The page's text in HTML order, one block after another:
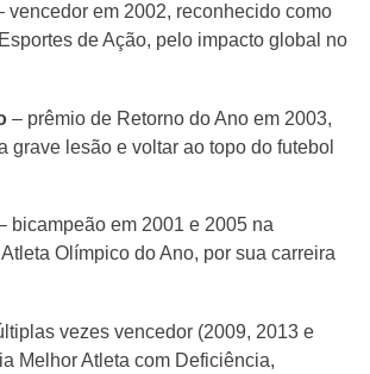
vencedor em 2002, reconhecido como
de Ação, pelo impacto global no
– prêmio de Retorno do Ano em 2003,
grave lesão e voltar ao topo do futebol
bicampeão em 2001 e 2005 na
Olímpico do Ano, por sua carreira
vezes vencedor (2009, 2013 e
Melhor Atleta com Deficiência,